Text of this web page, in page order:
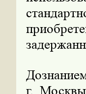
г.